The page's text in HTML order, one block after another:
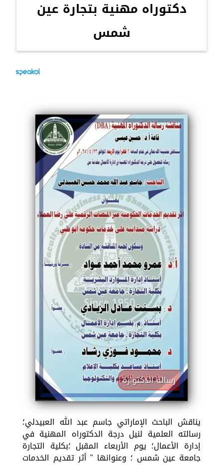
دكتوراه مهنية بتجارة عين
شمس
رسالة الدكتوارة
يناقش الباحث الإماراتي جاسم عبد الله العبيدلي؛
رسالته العلمية لنيل درجة الدكتوراه المهنية في
إدارة الأعمال؛ يوم الأربعاء المقبل ؛بكلية التجارة
جامعة عين شمس ؛ وعنوانها " أثر تقديم الخدمات